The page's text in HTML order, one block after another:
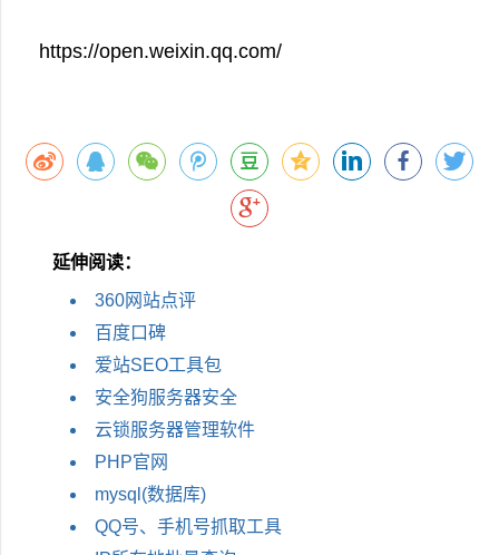
https://open.weixin.qq.com/
延伸阅读：
360网站点评
百度口碑
爱站SEO工具包
安全狗服务器安全
云锁服务器管理软件
PHP官网
mysql(数据库)
QQ号、手机号抓取工具